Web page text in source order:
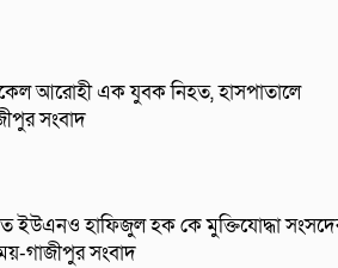
আরোহী এক যুবক নিহত, হাসপাতালে
সংবাদ
ইউএনও হাফিজুল হক কে মুক্তিযোদ্ধা
গাজীপুর সংবাদ